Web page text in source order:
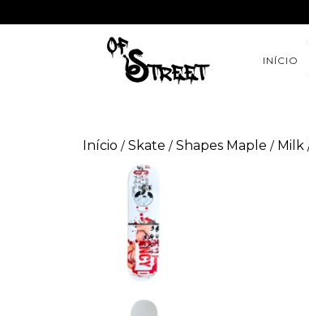
INÍCIO
Início / Skate / Shapes Maple / Milk